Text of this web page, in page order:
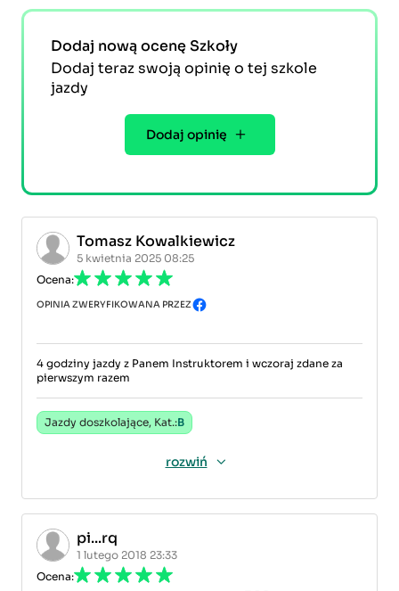
Dodaj nową ocenę Szkoły
Dodaj teraz swoją opinię o tej szkole
jazdy
Dodaj opinię
Tomasz Kowalkiewicz
5 kwietnia 2025 08:25
Ocena:
OPINIA ZWERYFIKOWANA PRZEZ
4 godziny jazdy z Panem Instruktorem i wczoraj zdane za
pierwszym razem
Jazdy doszkolające, Kat.:B
rozwiń
pi...rq
1 lutego 2018 23:33
Ocena: